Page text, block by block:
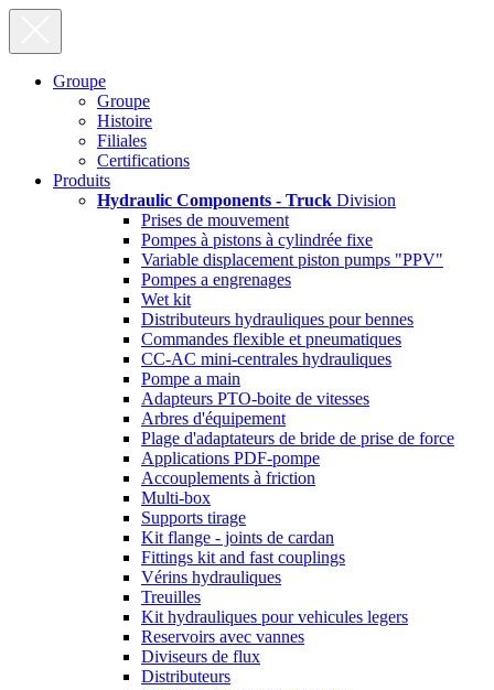
Groupe
Groupe
Histoire
Filiales
Certifications
Produits
Hydraulic Components - Truck Division
Prises de mouvement
Pompes à pistons à cylindrée fixe
Variable displacement piston pumps "PPV"
Pompes a engrenages
Wet kit
Distributeurs hydrauliques pour bennes
Commandes flexible et pneumatiques
CC-AC mini-centrales hydrauliques
Pompe a main
Adapteurs PTO-boite de vitesses
Arbres d'équipement
Plage d'adaptateurs de bride de prise de force
Applications PDF-pompe
Accouplements à friction
Multi-box
Supports tirage
Kit flange - joints de cardan
Fittings kit and fast couplings
Vérins hydrauliques
Treuilles
Kit hydrauliques pour vehicules legers
Reservoirs avec vannes
Diviseurs de flux
Distributeurs